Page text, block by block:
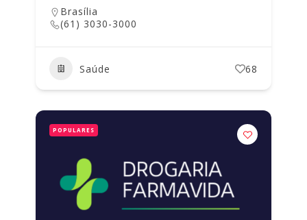
Brasília
(61) 3030-3000
Saúde 68
POPULARES